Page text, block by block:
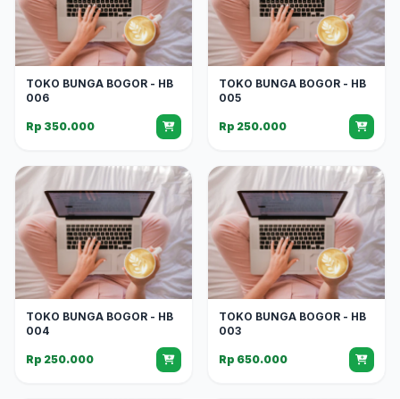
TOKO BUNGA BOGOR - HB
006
Rp 350.000
TOKO BUNGA BOGOR - HB
005
Rp 250.000
TOKO BUNGA BOGOR - HB
004
Rp 250.000
TOKO BUNGA BOGOR - HB
003
Rp 650.000